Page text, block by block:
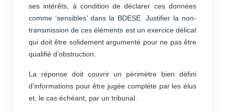
ses intérêts, à condition de déclarer ces données
comme ‘sensibles’ dans la BDESE. Justifier la non-
transmission de ces éléments est un exercice délicat
qui doit être solidement argumenté pour ne pas être
qualifié d’obstruction.
La réponse doit couvrir un périmètre bien défini
d’informations pour être jugée complète par les élus
et, le cas échéant, par un tribunal.